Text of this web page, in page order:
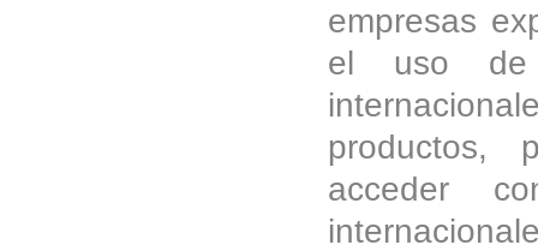
empresas
el uso de
productos,
acceder